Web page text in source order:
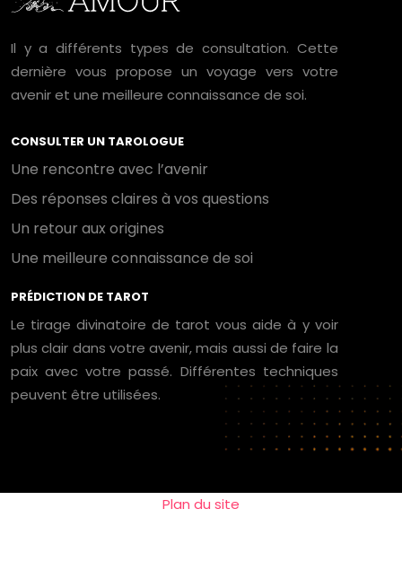
Il y a différents types de consultation. Cette
dernière vous propose un voyage vers votre
avenir et une meilleure connaissance de soi.
CONSULTER UN TAROLOGUE
Une rencontre avec l’avenir
Des réponses claires à vos questions
Un retour aux origines
Une meilleure connaissance de soi
PRÉDICTION DE TAROT
Le tirage divinatoire de tarot vous aide à y voir
plus clair dans votre avenir, mais aussi de faire la
paix avec votre passé. Différentes techniques
peuvent être utilisées.
Plan du site